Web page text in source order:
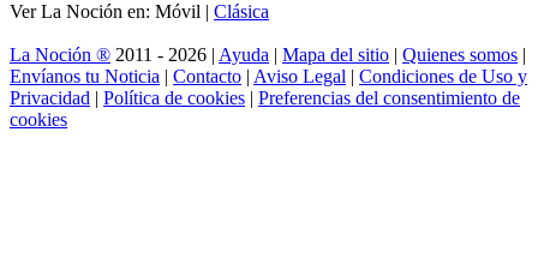
Ver La Noción en: Móvil | Clásica
La Noción ® 2011 - 2026 | Ayuda | Mapa del sitio | Quienes somos |
Envíanos tu Noticia | Contacto | Aviso Legal | Condiciones de Uso y
Privacidad | Política de cookies | Preferencias del consentimiento de
cookies